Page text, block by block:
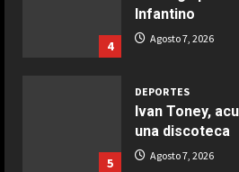
COCINA
Buñuelos de
COCINA
Ternera
4
Infantino
Agosto 7, 2026
5
DEPORTES
Ivan Toney,
una discoteca
Agosto 7, 2026